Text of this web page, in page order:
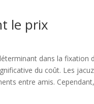
le prix
dans la fixation
du coût. Les
entre amis.